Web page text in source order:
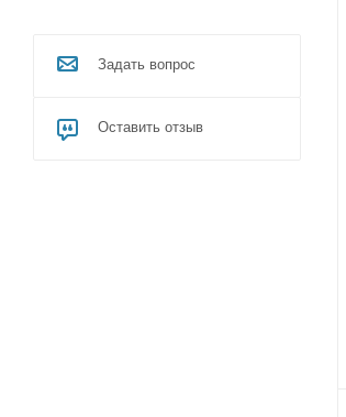
Задать вопрос
Оставить отзыв